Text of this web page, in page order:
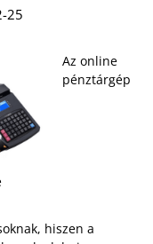
25
Az online
pénztárgép
hiszen a